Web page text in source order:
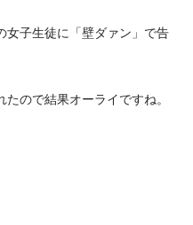
女子生徒に「壁ダァン」で告
ので結果オーライですね。